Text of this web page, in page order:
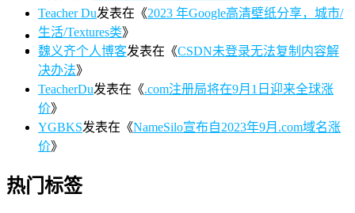
Teacher Du发表在《2023 年Google高清壁纸分享，城市/
生活/Textures类》
魏义齐个人博客发表在《CSDN未登录无法复制内容解
决办法》
TeacherDu发表在《.com注册局将在9月1日迎来全球涨
价》
YGBKS发表在《NameSilo宣布自2023年9月.com域名涨
价》
热门标签